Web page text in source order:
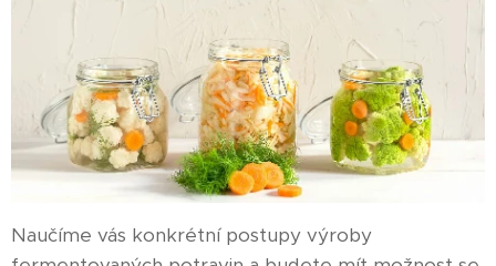
Naučíme vás konkrétní postupy výroby